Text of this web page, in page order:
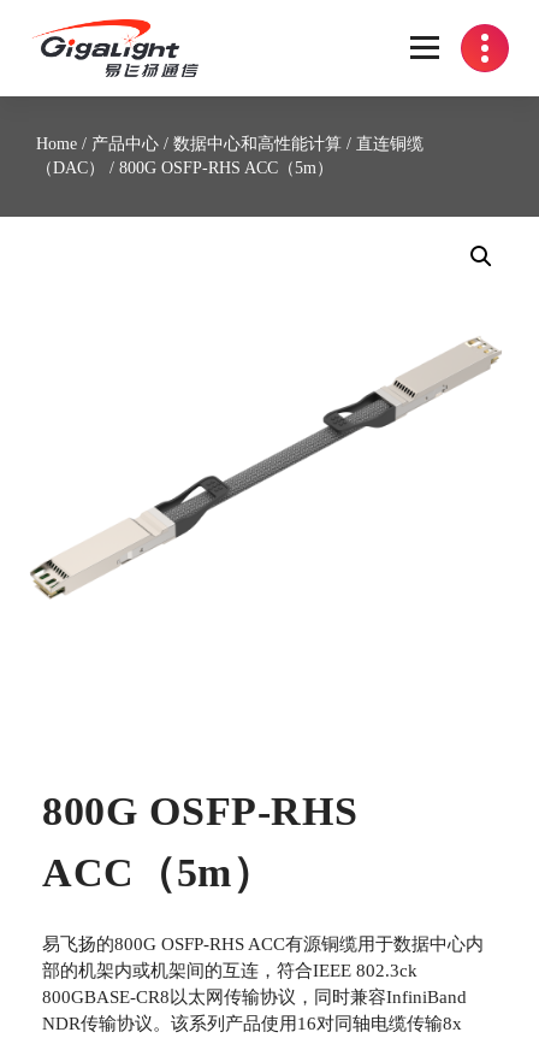
开放光网络器件的向导
Home / 产品中心 / 数据中心和高性能计算 / 直连铜缆
（DAC）
/ 800G OSFP-RHS ACC（5m）
800G OSFP-RHS
ACC（5m）
易飞扬的800G OSFP-RHS ACC有源铜缆用于数据中心内
部的机架内或机架间的互连，符合IEEE 802.3ck
800GBASE-CR8以太网传输协议，同时兼容InfiniBand
NDR传输协议。该系列产品使用16对同轴电缆传输8x